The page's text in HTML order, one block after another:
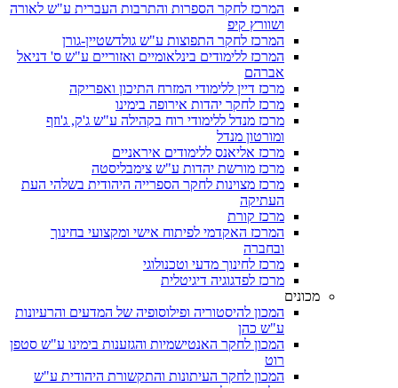
המרכז לחקר הספרות והתרבות העברית ע"ש לאורה
ושוורץ קיפ
המרכז לחקר התפוצות ע"ש גולדשטיין-גורן
המרכז ללימודים בינלאומיים ואזוריים ע"ש ס' דניאל
אברהם
מרכז דיין ללימודי המזרח התיכון ואפריקה
מרכז לחקר יהדות אירופה בימינו
מרכז מנדל ללימודי רוח בקהילה ע"ש ג'ק, ג'וזף
ומורטון מנדל
מרכז אליאנס ללימודים איראניים
מרכז מורשת יהדות ע"ש צימבליסטה
מרכז מצוינות לחקר הספרייה היהודית בשלהי העת
העתיקה
מרכז קורת
המרכז האקדמי לפיתוח אישי ומקצועי בחינוך
ובחברה
מרכז לחינוך מדעי וטכנולוגי
מרכז לפדגוגיה דיגיטלית
מכונים
המכון להיסטוריה ופילוסופיה של המדעים והרעיונות
ע"ש כהן
המכון לחקר האנטישמיות והגזענות בימינו ע"ש סטפן
רוט
המכון לחקר העיתונות והתקשורת היהודית ע"ש